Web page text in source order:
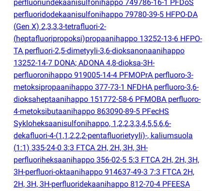
perfluoriundekaanisulfonihappo 749786-16-1 PFDoS
perfluoridodekaanisulfonihappo 79780-39-5 HFPO-DA
(Gen X) 2,3,3,3-tetrafluori-2-
(heptafluoripropoksi)propaanihappo 13252-13-6 HFPO-
TA perfluori-2,5-dimetyyli-3,6-dioksanonaanihappo
13252-14-7 DONA; ADONA 4,8-dioksa-3H-
perfluoronihappo 919005-14-4 PFMOPrA perfluoro-3-
metoksipropaanihappo 377-73-1 NFDHA perfluoro-3,6-
dioksaheptaanihappo 151772-58-6 PFMOBA perfluoro-
4-metoksibutaanihappo 863090-89-5 PFecHS
Sykloheksaanisulfonihappo, 1,2,2,3,3,4,5,5,6,6-
dekafluori-4-(1,1,2,2,2-pentafluorietyyli)-, kaliumsuola
(1:1) 335-24-0 3:3 FTCA 2H, 2H, 3H, 3H-
perfluoriheksaanihappo 356-02-5 5:3 FTCA 2H, 2H, 3H,
3H-perfluori-oktaanihappo 914637-49-3 7:3 FTCA 2H,
2H, 3H, 3H-perfluoridekaanihappo 812-70-4 PFEESA